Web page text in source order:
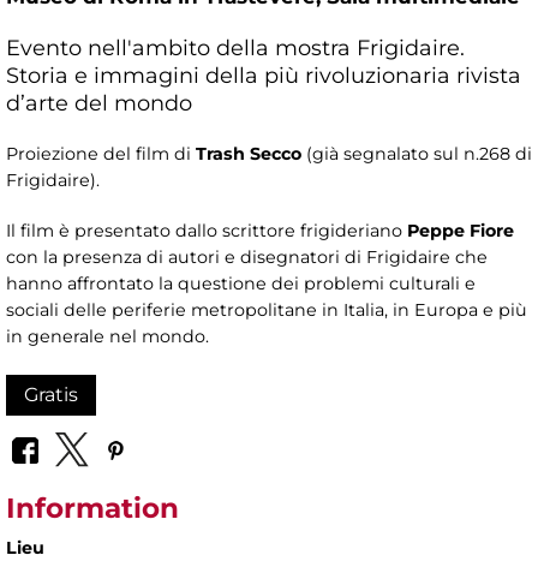
Evento nell'ambito della mostra Frigidaire.
Storia e immagini della più rivoluzionaria rivista
d’arte del mondo
Proiezione del film di Trash Secco (già segnalato sul n.268 di
Frigidaire).
Il film è presentato dallo scrittore frigideriano Peppe Fiore
con la presenza di autori e disegnatori di Frigidaire che
hanno affrontato la questione dei problemi culturali e
sociali delle periferie metropolitane in Italia, in Europa e più
in generale nel mondo.
Gratis
Information
Lieu